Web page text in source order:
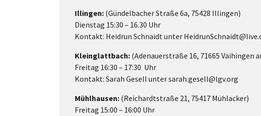
Illingen: (Gündelbacher Straße 6a, 75428 Illingen)
Dienstag 15:30 – 16.30 Uhr
Kontakt: Heidrun Schnaidt unter
Kleinglattbach: (Adenauerstraße 16, 71665 Vaihingen
Freitag 16:30 – 17:30 Uhr
Kontakt: Sarah Gesell unter sarah.gesell@lgv.org
Mühlhausen: (Reichardtstraße 21, 75417 Mühlacker)
Freitag 15:00 – 16:00 Uhr